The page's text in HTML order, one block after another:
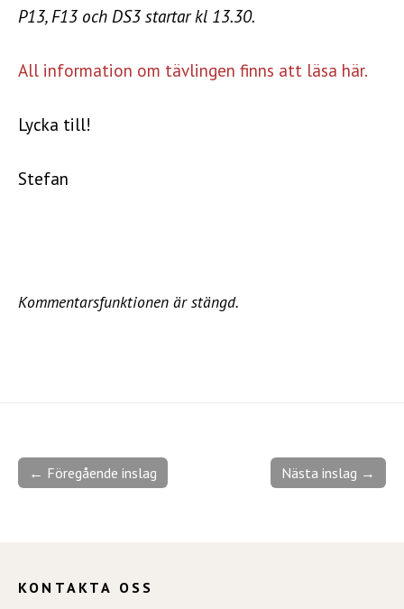
P13, F13 och DS3 startar kl 13.30.
All information om tävlingen finns att läsa här.
Lycka till!
Stefan
Kommentarsfunktionen är stängd.
Nästa inslag →
← Föregående inslag
KONTAKTA OSS